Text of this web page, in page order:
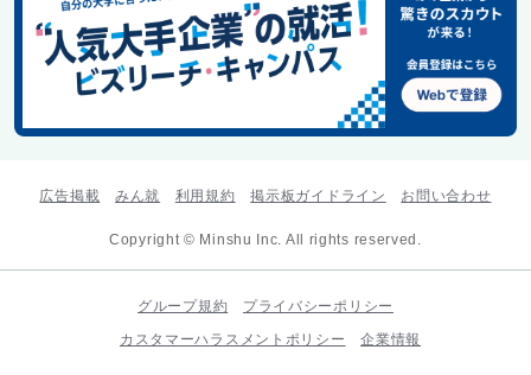
広告掲載 みん就 利用規約 掲示板ガイドライン お問い合わせ
Copyright © Minshu Inc. All rights reserved.
グループ規約
プライバシーポリシー
カスタマーハラスメントポリシー
企業情報